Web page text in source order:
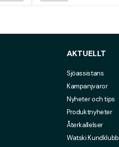
AKTUELLT
Sjöassistans
Kampanjvaror
Nyheter och tips
Produktnyheter
Återkallelser
Watski Kundklubb